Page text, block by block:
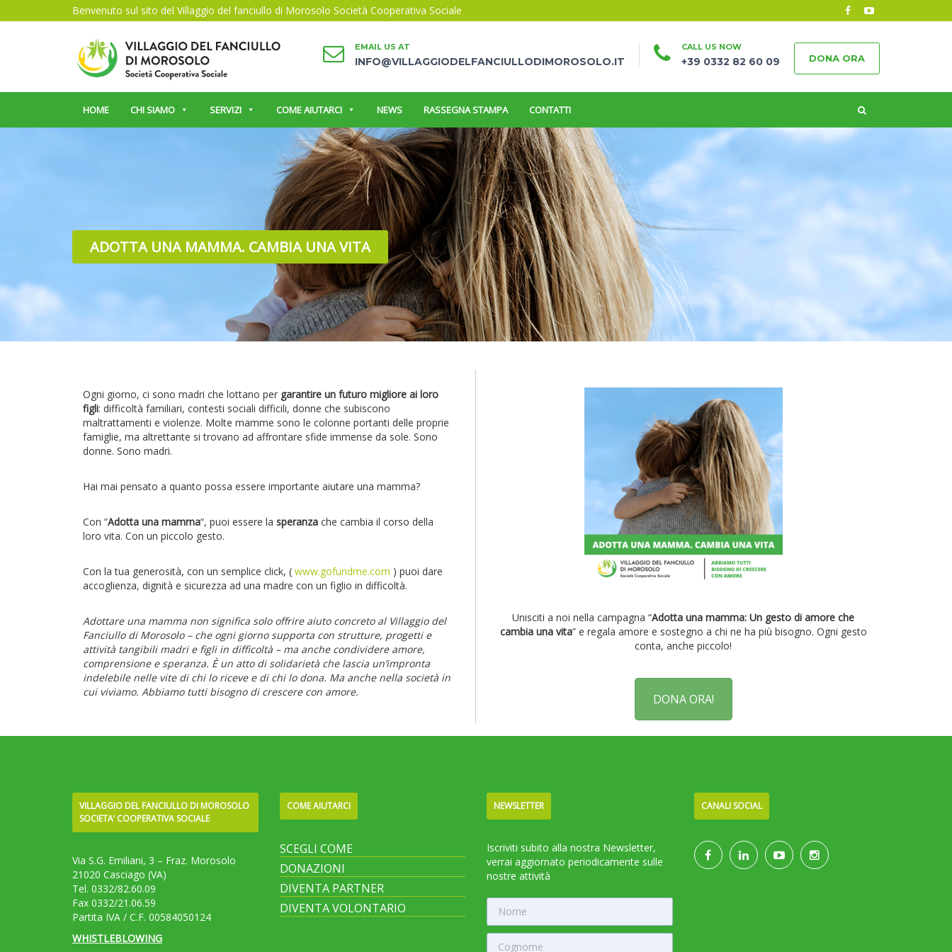
Benvenuto sul sito del Villaggio del fanciullo di Morosolo Società Cooperativa Sociale
EMAIL US AT
INFO@VILLAGGIODELFANCIULLODIMOROSOLO.IT
CALL US NOW
+39 0332 82 60 09 DONA ORA
HOME CHI SIAMO SERVIZI COME AIUTARCI NEWS RASSEGNA STAMPA CONTATTI
ADOTTA UNA MAMMA. CAMBIA UNA VITA
Ogni giorno, ci sono madri che lottano per garantire un futuro migliore ai loro
figli: difficoltà familiari, contesti sociali difficili, donne che subiscono
maltrattamenti e violenze. Molte mamme sono le colonne portanti delle proprie
famiglie, ma altrettante si trovano ad affrontare sfide immense da sole. Sono
donne. Sono madri.
Hai mai pensato a quanto possa essere importante aiutare una mamma?
Con “Adotta una mamma“, puoi essere la speranza che cambia il corso della
loro vita. Con un piccolo gesto.
Con la tua generosità, con un semplice click, ( www.gofundme.com ) puoi dare
accoglienza, dignità e sicurezza ad una madre con un figlio in difficoltà.
Adottare una mamma non significa solo offrire aiuto concreto al Villaggio del
Fanciullo di Morosolo – che ogni giorno supporta con strutture, progetti e
attività tangibili madri e figli in difficoltà – ma anche condividere amore,
comprensione e speranza. È un atto di solidarietà che lascia un’impronta
indelebile nelle vite di chi lo riceve e di chi lo dona. Ma anche nella società in
cui viviamo. Abbiamo tutti bisogno di crescere con amore.
Unisciti a noi nella campagna “Adotta una mamma: Un gesto di amore che
cambia una vita” e regala amore e sostegno a chi ne ha più bisogno. Ogni gesto
conta, anche piccolo!
DONA ORA!
VILLAGGIO DEL FANCIULLO DI MOROSOLO
SOCIETA’ COOPERATIVA SOCIALE
Via S.G. Emiliani, 3 – Fraz. Morosolo
21020 Casciago (VA)
Tel. 0332/82.60.09
Fax 0332/21.06.59
Partita IVA / C.F. 00584050124
WHISTLEBLOWING
COME AIUTARCI
SCEGLI COME
DONAZIONI
DIVENTA PARTNER
DIVENTA VOLONTARIO
NEWSLETTER
Iscriviti subito alla nostra Newsletter,
verrai aggiornato periodicamente sulle
nostre attività
CANALI SOCIAL